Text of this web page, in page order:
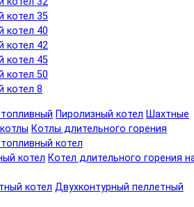
котел 35
котел 40
котел 42
котел 45
котел 50
котел 8
Пиролизный котел Шахтные
Котлы длительного горения
котел
котел Котел длительного горения
котел Двухконтурный пеллетный